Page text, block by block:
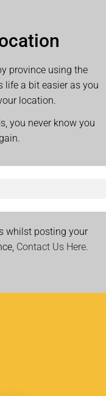
province using the
life a bit easier as you
location.
you never know you
whilst posting your
Contact Us Here.